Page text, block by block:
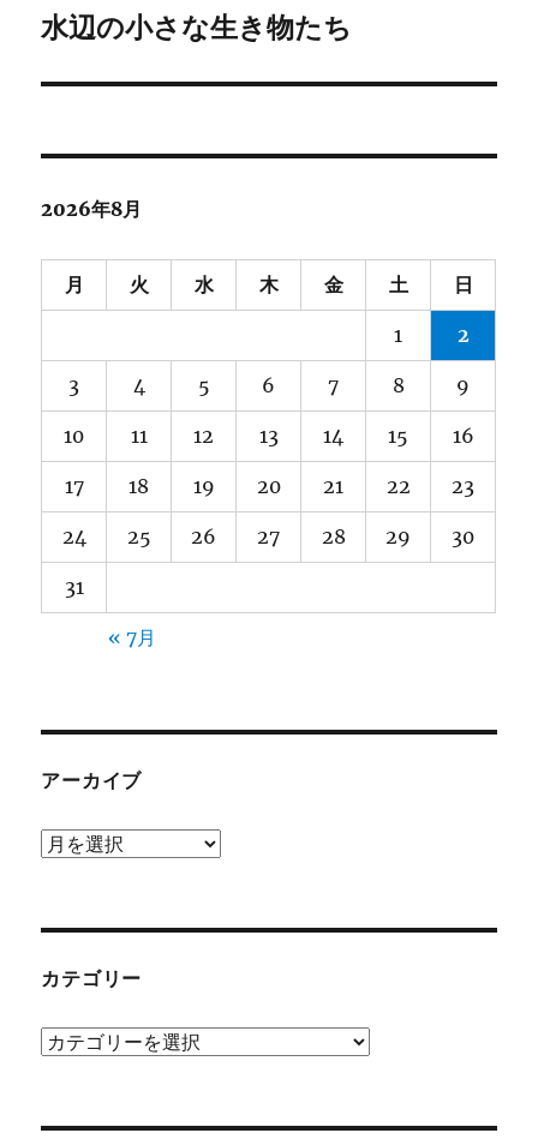
ゲ
ー
ン
次
投
水辺の小さな生き物たち
2026年8月
月 火 水 木 金 土 日
1 2
3 4 5 6 7 8 9
10 11 12 13 14 15 16
17 18 19 20 21 22 23
24 25 26 27 28 29 30
31
« 7月
アーカイブ
ア
ブ
カテゴリー
カ